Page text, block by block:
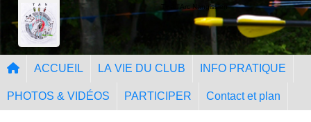
Tir à l'Arc Nangissien
ACCUEIL LA VIE DU CLUB INFO PRATIQUE
PHOTOS & VIDÉOS PARTICIPER Contact et plan
Panneau de gestion des cookies